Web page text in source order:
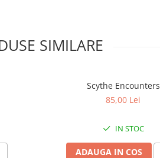
SIMILARE
Scythe Encounters
85,00 Lei
IN STOC
ADAUGA IN COS